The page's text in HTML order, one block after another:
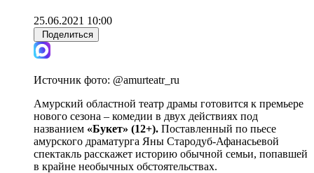
25.06.2021 10:00
Поделиться
Источник фото: @amurteatr_ru
Амурский областной театр драмы готовится к премьере
нового сезона – комедии в двух действиях под
названием «Букет» (12+). Поставленный по пьесе
амурского драматурга Яны Стародуб-Афанасьевой
спектакль расскажет историю обычной семьи, попавшей
в крайне необычных обстоятельствах.